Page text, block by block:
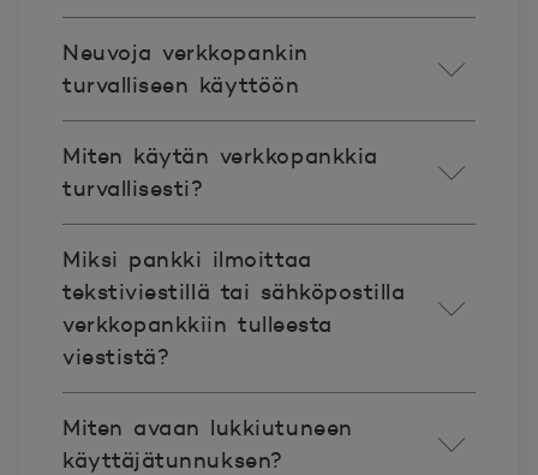
Neuvoja verkkopankin
turvalliseen käyttöön
Miten käytän verkkopankkia
turvallisesti?
Miksi pankki ilmoittaa
tekstiviestillä tai sähköpostilla
verkkopankkiin tulleesta
viestistä?
Miten avaan lukkiutuneen
käyttäjätunnuksen?